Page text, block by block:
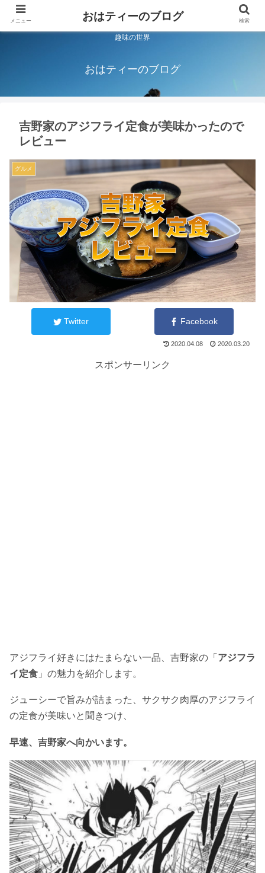
趣味の世界
おはティーのブログ
吉野家のアジフライ定食が美味かったので
レビュー
グルメ
Twitter Facebook
2020.04.08 2020.03.20
スポンサーリンク
アジフライ好きにはたまらない一品、吉野家の「 アジフラ
イ定食 」の魅力を紹介します。
ジューシーで旨みが詰まった、サクサク肉厚のアジフライ
の定食が美味いと聞きつけ、
早速、吉野家へ向かいます。
メニュー おはティーのブログ 検索